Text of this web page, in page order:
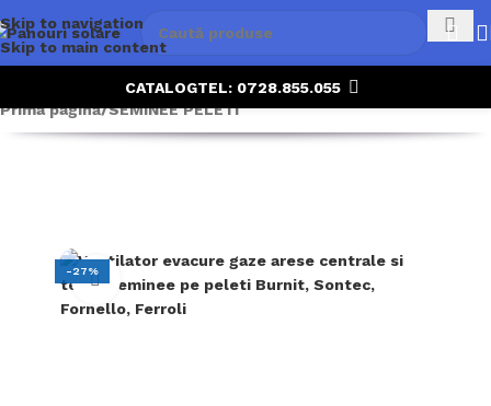
Skip to navigation
Skip to main content
CATALOGTEL: 0728.855.055
Prima pagină/SEMINEE PELETI
-27%
Click to enlarge